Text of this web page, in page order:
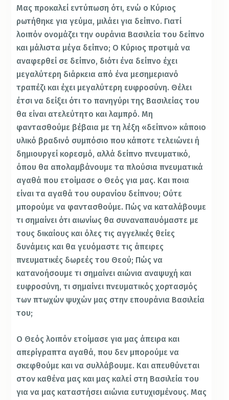
Μας προκαλεί εντύπωση ότι, ενώ ο Κύριος
ρωτήθηκε για γεύμα, μιλάει για δείπνο. Γιατί
λοιπόν ονομάζει την ουράνια Βασιλεία του δείπνο
και μάλιστα μέγα δείπνο; Ο Κύριος προτιμά να
αναφερθεί σε δείπνο, διότι ένα δείπνο έχει
μεγαλύτερη διάρκεια από ένα μεσημεριανό
τραπέζι και έχει μεγαλύτερη ευφροσύνη. Θέλει
έτσι να δείξει ότι το πανηγύρι της Βασιλείας του
θα είναι ατελεύτητο και λαμπρό. Μη
φαντασθούμε βέβαια με τη λέξη «δείπνο» κάποιο
υλικό βραδινό συμπόσιο που κάποτε τελειώνει ή
δημιουργεί κορεσμό, αλλά δείπνο πνευματικό,
όπου θα απολαμβάνουμε τα πλούσια πνευματικά
αγαθά που ετοίμασε ο Θεός για μας. Και ποια
είναι τα αγαθά του ουρανίου δείπνου; Ούτε
μπορούμε να φαντασθούμε. Πώς να καταλάβουμε
τι σημαίνει ότι αιωνίως θα συναναπαυόμαστε με
τους δικαίους και όλες τις αγγελικές θείες
δυνάμεις και θα γευόμαστε τις άπειρες
πνευματικές δωρεές του Θεού; Πώς να
κατανοήσουμε τι σημαίνει αιώνια αναψυχή και
ευφροσύνη, τι σημαίνει πνευματικός χορτασμός
των πτωχών ψυχών μας στην επουράνια Βασιλεία
του;
Ο Θεός λοιπόν ετοίμασε για μας άπειρα και
απερίγραπτα αγαθά, που δεν μπορούμε να
σκεφθούμε και να συλλάβουμε. Και απευθύνεται
στον καθένα μας και μας καλεί στη Βασιλεία του
για να μας καταστήσει αιώνια ευτυχισμένους. Μας